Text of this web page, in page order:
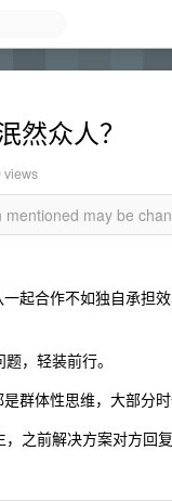
然众人？
views
may be
起合作不如独自承担
，轻装前行。
群体性思维，大部分时
之前解决方案对方回